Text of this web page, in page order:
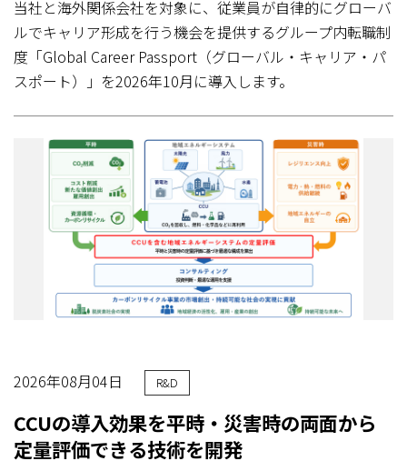
当社と海外関係会社を対象に、従業員が自律的にグローバ
ルでキャリア形成を行う機会を提供するグループ内転職制
度「Global Career Passport（グローバル・キャリア・パ
スポート）」を2026年10月に導入します。
2026年08月04日 R&D
CCUの導入効果を平時・災害時の両面から
定量評価できる技術を開発